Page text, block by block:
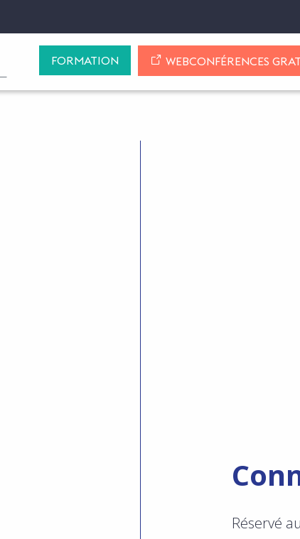
LANCER LA RECHERCHE
FORMATION WEBCONFÉRENCES
Réservé